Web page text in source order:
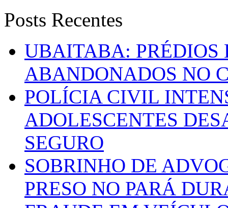
Posts Recentes
UBAITABA: PRÉDIOS
ABANDONADOS NO
POLÍCIA CIVIL
ADOLESCENTES
SEGURO
SOBRINHO DE
PRESO NO PARÁ